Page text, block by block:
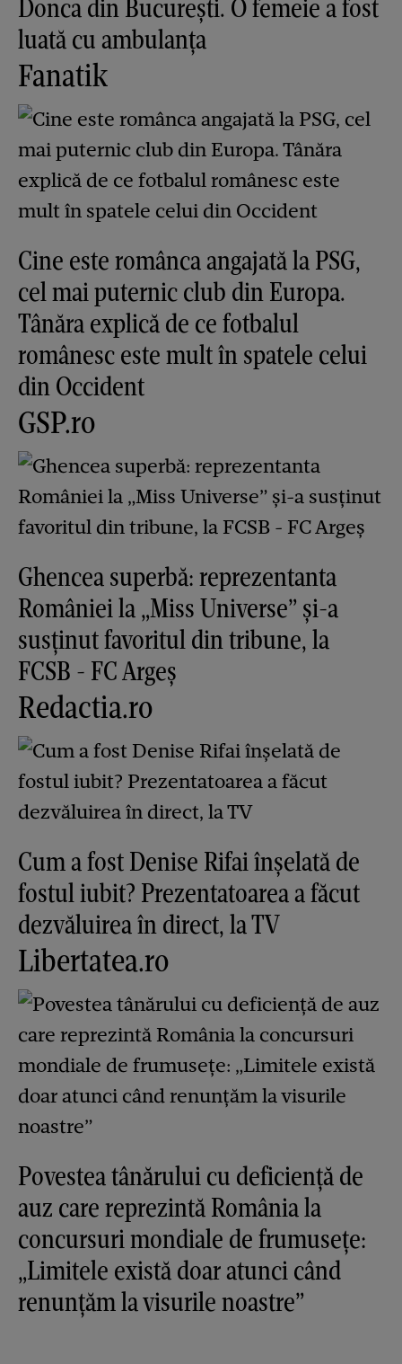
Donca din București. O femeie a fost
luată cu ambulanța
Fanatik
Cine este românca angajată la PSG,
cel mai puternic club din Europa.
Tânăra explică de ce fotbalul
românesc este mult în spatele celui
din Occident
GSP.ro
Ghencea superbă: reprezentanta
României la „Miss Universe” și-a
susținut favoritul din tribune, la
FCSB - FC Argeș
Redactia.ro
Cum a fost Denise Rifai înșelată de
fostul iubit? Prezentatoarea a făcut
dezvăluirea în direct, la TV
Libertatea.ro
Povestea tânărului cu deficiență de
auz care reprezintă România la
concursuri mondiale de frumusețe:
„Limitele există doar atunci când
renunțăm la visurile noastre”